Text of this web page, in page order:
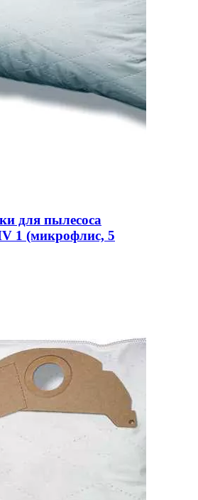
для пылесоса
1 (микрофлис, 5